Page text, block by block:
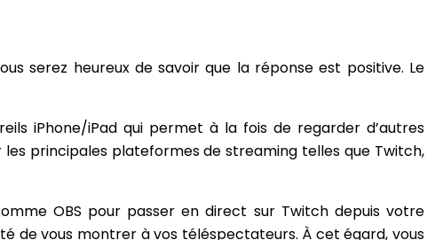
serez heureux de savoir que la réponse est positive. Le
iPhone/iPad qui permet à la fois de regarder d’autres
principales plateformes de streaming telles que Twitch,
OBS pour passer en direct sur Twitch depuis votre
de vous montrer à vos téléspectateurs. À cet égard, vous